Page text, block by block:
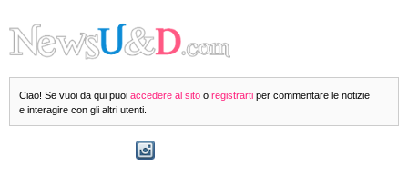
Ciao! Se vuoi da qui puoi accedere al sito o registrarti per commentare le notizie
e interagire con gli altri utenti.